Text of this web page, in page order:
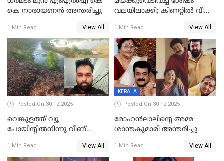
കെ നാരായണന്‍ അന്തരിച്ചു
1 Min Read View All
വലയിലാക്കി; കിണറ്റിൽ വീണ
1 Min Read View All
Posted On 30-12-2025
വെങ്കുളത്ത് വ്യൂ
പോയിന്റിൽനിന്നു വീണ്
1 Min Read View All
KERALA
Posted On 30-12-2025
മോഹന്‍ലാലിന്‍റെ അമ്മ
ശാന്തകുമാരി അന്തരിച്ചു
1 Min Read View All